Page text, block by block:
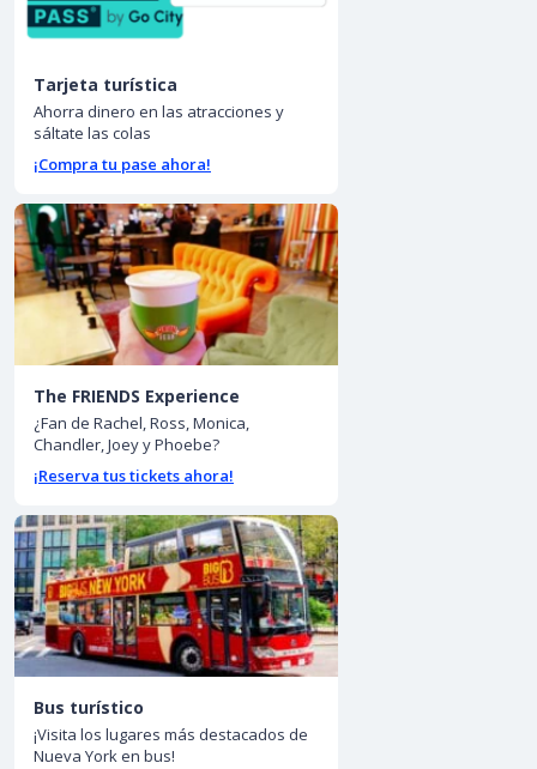
Tarjeta turística
Ahorra dinero en las atracciones y
sáltate las colas
¡Compra tu pase ahora!
The FRIENDS Experience
¿Fan de Rachel, Ross, Monica,
Chandler, Joey y Phoebe?
¡Reserva tus tickets ahora!
Bus turístico
¡Visita los lugares más destacados de
Nueva York en bus!